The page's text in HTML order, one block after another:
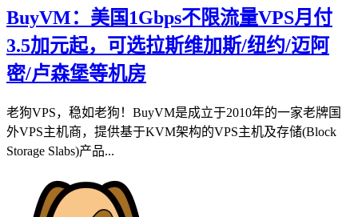
BuyVM：美国1Gbps不限流量VPS月付
3.5加元起，可选拉斯维加斯/纽约/迈阿
密/卢森堡等机房
老狗VPS，稳如老狗！BuyVM是成立于2010年的一家老牌国
外VPS主机商，提供基于KVM架构的VPS主机及存储(Block
Storage Slabs)产品...